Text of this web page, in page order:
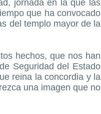
jornada en la que las
que ha convocado
del templo mayor de la
hechos, que nos han
Seguridad del Estado
reina la concordia y la
una imagen que no